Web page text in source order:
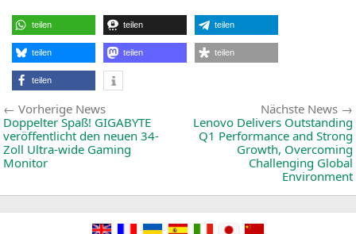
teilen teilen teilen
teilen teilen teilen
teilen
Beitragsnavigation
Vorherige NewsVorherige
News:
Doppelter Spaß! GIGABYTE
veröffentlicht den neuen 34-
Zoll Ultra-wide Gaming
Monitor
Nächste News
Lenovo Delivers Outstanding
Q1 Performance and Strong
Growth, Overcoming
Challenging Global
Environment